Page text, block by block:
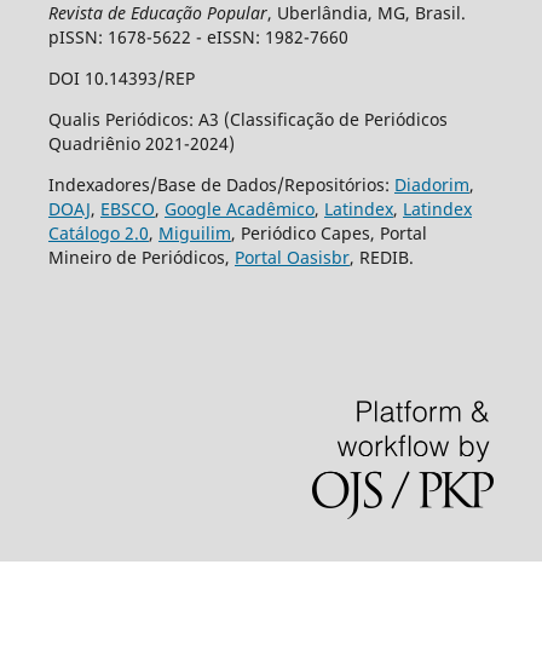
Revista de Educação Popular, Uberlândia, MG, Brasil.
pISSN: 1678-5622 - eISSN: 1982-7660
DOI 10.14393/REP
Qualis Periódicos: A3 (Classificação de Periódicos
Quadriênio 2021-2024)
Indexadores/Base de Dados/Repositórios: Diadorim,
DOAJ, EBSCO, Google Acadêmico, Latindex, Latindex
Catálogo 2.0, Miguilim, Periódico Capes, Portal
Mineiro de Periódicos, Portal Oasisbr, REDIB.